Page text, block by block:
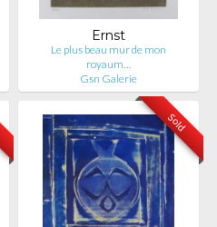
Ernst
Le plus beau mur de mon
royaum…
Gsn Galerie
Sold